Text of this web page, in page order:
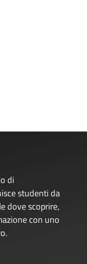
di
studenti da
dove scoprire,
con uno